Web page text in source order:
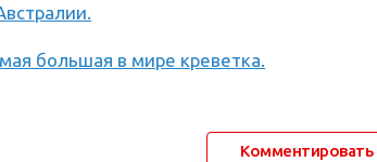
большая в мире креветка.
Комментировать